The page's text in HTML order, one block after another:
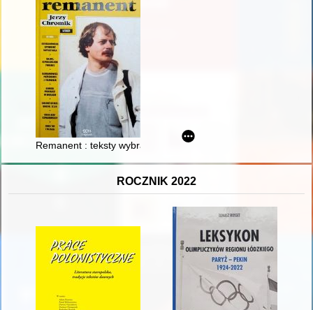
Remanent : teksty wybrane nie tylko z magazynu Sportowiec.
ROCZNIK 2022